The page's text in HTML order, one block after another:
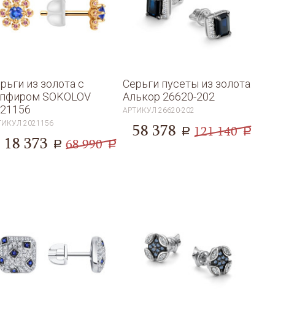
из золота с
SOKOLOV
2021156
18 373 a 68 990 a
Серьги пусеты из золота
Алькор 26620-202
АРТИКУЛ26620-202
58 378 a 121 140 a